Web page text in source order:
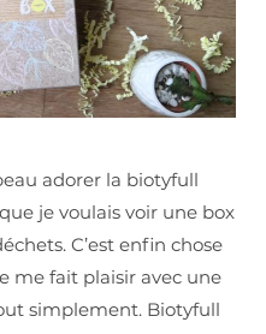
adorer la biotyfull
je voulais voir une box
C’est enfin chose
me fait plaisir avec une
simplement. Biotyfull